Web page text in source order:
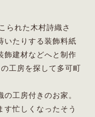
られた木村詩織さ
いたりする装飾料紙
飾建材などへと制作
工房を探して多可町
工房付きのお家。
忙しくなったそう